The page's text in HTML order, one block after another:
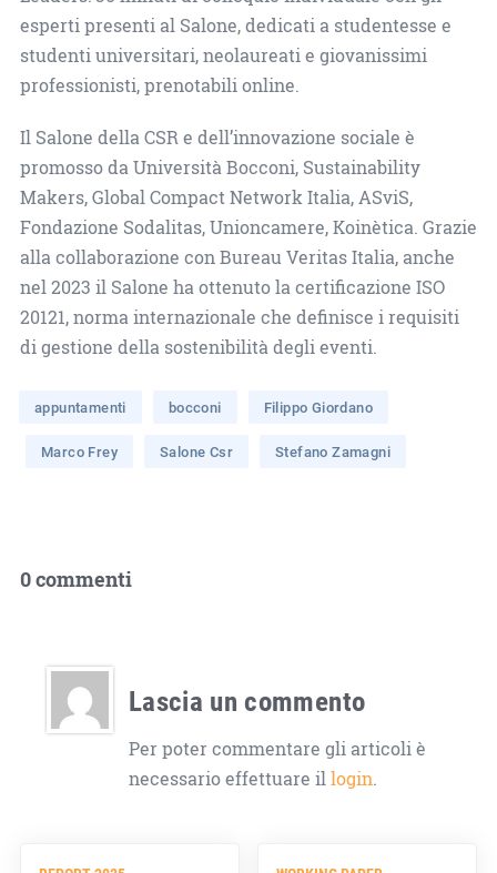
esperti presenti al Salone, dedicati a studentesse e
studenti universitari, neolaureati e giovanissimi
professionisti, prenotabili online.
Il Salone della CSR e dell’innovazione sociale è
promosso da Università Bocconi, Sustainability
Makers, Global Compact Network Italia, ASviS,
Fondazione Sodalitas, Unioncamere, Koinètica. Grazie
alla collaborazione con Bureau Veritas Italia, anche
nel 2023 il Salone ha ottenuto la certificazione ISO
20121, norma internazionale che definisce i requisiti
di gestione della sostenibilità degli eventi.
appuntamenti bocconi Filippo Giordano
Marco Frey Salone Csr Stefano Zamagni
0 commenti
Lascia un commento
Per poter commentare gli articoli è
necessario effettuare illogin.